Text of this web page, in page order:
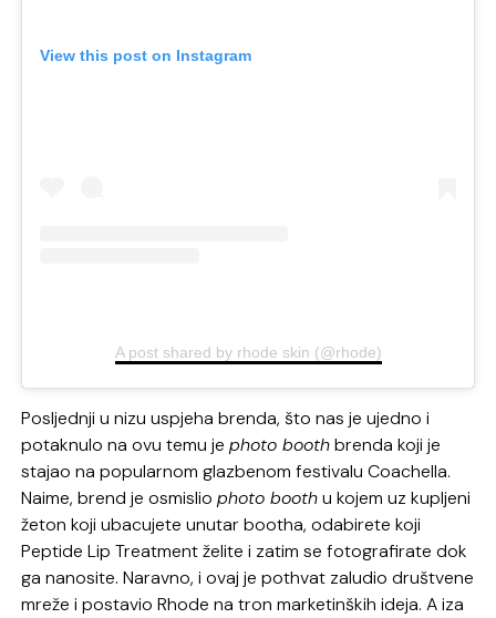
View this post on Instagram
A post shared by rhode skin (@rhode)
Posljednji u nizu uspjeha brenda, što nas je ujedno i
potaknulo na ovu temu jephoto boothbrenda koji je
stajao na popularnom glazbenom festivalu Coachella.
Naime, brend je osmisliophoto boothu kojem uz kupljeni
žeton koji ubacujete unutar bootha, odabirete koji
Peptide Lip Treatment želite i zatim se fotografirate dok
ga nanosite. Naravno, i ovaj je pothvat zaludio društvene
mreže i postavio Rhode na tron marketinških ideja. A iza